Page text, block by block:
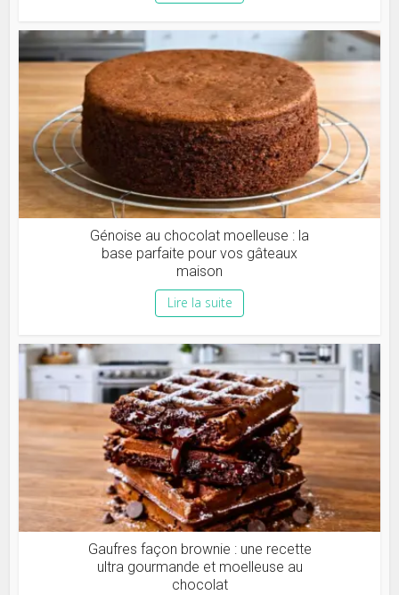
Génoise au chocolat moelleuse : la
base parfaite pour vos gâteaux
maison
Lire la suite
Gaufres façon brownie : une recette
ultra gourmande et moelleuse au
chocolat